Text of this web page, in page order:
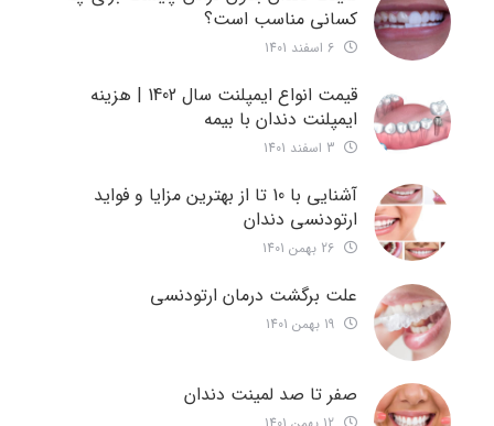
کسانی مناسب است؟
قیمت انواع ایمپلنت سال 1402 | هزینه
ایمپلنت دندان با بیمه
آشنایی با 10 تا از بهترین مزایا و فواید
ارتودنسی دندان
علت برگشت درمان ارتودنسی
صفر تا صد لمینت دندان